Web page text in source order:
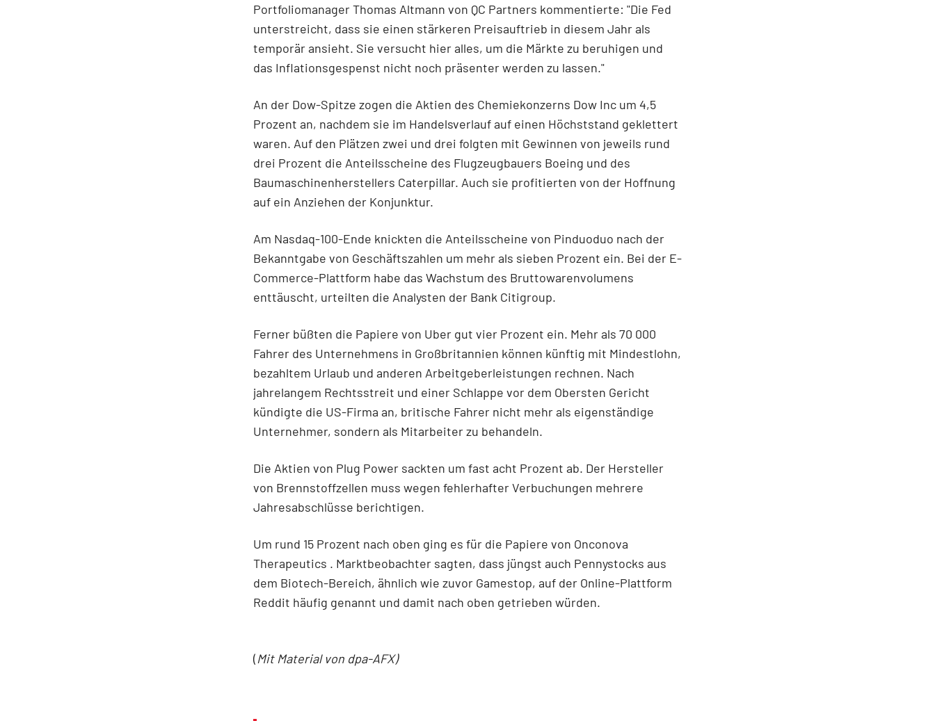
Portfoliomanager Thomas Altmann von QC Partners kommentierte: "Die Fed
unterstreicht, dass sie einen stärkeren Preisauftrieb in diesem Jahr als
temporär ansieht. Sie versucht hier alles, um die Märkte zu beruhigen und
das Inflationsgespenst nicht noch präsenter werden zu lassen."
An der Dow-Spitze zogen die Aktien des Chemiekonzerns Dow Inc um 4,5
Prozent an, nachdem sie im Handelsverlauf auf einen Höchststand geklettert
waren. Auf den Plätzen zwei und drei folgten mit Gewinnen von jeweils rund
drei Prozent die Anteilsscheine des Flugzeugbauers Boeing und des
Baumaschinenherstellers Caterpillar. Auch sie profitierten von der Hoffnung
auf ein Anziehen der Konjunktur.
Am Nasdaq-100-Ende knickten die Anteilsscheine von Pinduoduo nach der
Bekanntgabe von Geschäftszahlen um mehr als sieben Prozent ein. Bei der E-
Commerce-Plattform habe das Wachstum des Bruttowarenvolumens
enttäuscht, urteilten die Analysten der Bank Citigroup.
Ferner büßten die Papiere von Uber gut vier Prozent ein. Mehr als 70 000
Fahrer des Unternehmens in Großbritannien können künftig mit Mindestlohn,
bezahltem Urlaub und anderen Arbeitgeberleistungen rechnen. Nach
jahrelangem Rechtsstreit und einer Schlappe vor dem Obersten Gericht
kündigte die US-Firma an, britische Fahrer nicht mehr als eigenständige
Unternehmer, sondern als Mitarbeiter zu behandeln.
Die Aktien von Plug Power sackten um fast acht Prozent ab. Der Hersteller
von Brennstoffzellen muss wegen fehlerhafter Verbuchungen mehrere
Jahresabschlüsse berichtigen.
Um rund 15 Prozent nach oben ging es für die Papiere von Onconova
Therapeutics . Marktbeobachter sagten, dass jüngst auch Pennystocks aus
dem Biotech-Bereich, ähnlich wie zuvor Gamestop, auf der Online-Plattform
Reddit häufig genannt und damit nach oben getrieben würden.
(Mit Material von dpa-AFX)